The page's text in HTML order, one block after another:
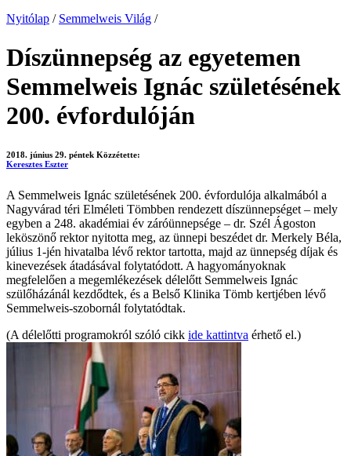
Nyitólap / Semmelweis Világ /
Díszünnepség az egyetemen
Semmelweis Ignác születésének
200. évfordulóján
2018. június 29. péntek Közzétette:
Keresztes Eszter
A Semmelweis Ignác születésének 200. évfordulója alkalmából a
Nagyvárad téri Elméleti Tömbben rendezett díszünnepséget – mely
egyben a 248. akadémiai év záróünnepsége – dr. Szél Ágoston
leköszönő rektor nyitotta meg, az ünnepi beszédet dr. Merkely Béla,
július 1-jén hivatalba lévő rektor tartotta, majd az ünnepség díjak és
kinevezések átadásával folytatódott. A hagyományoknak
megfelelően a megemlékezések délelőtt Semmelweis Ignác
szülőházánál kezdődtek, és a Belső Klinika Tömb kertjében lévő
Semmelweis-szobornál folytatódtak.
(A délelőtti programokról szóló cikk ide kattintva érhető el.)